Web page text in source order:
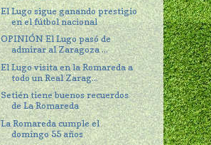
El Lugo sigue ganando prestigio
en el fútbol nacional
OPINIÓN El Lugo pasó de
admirar al Zaragoza ...
El Lugo visita en la Romareda a
todo un Real Zarag...
Setién tiene buenos recuerdos
de La Romareda
La Romareda cumple el
domingo 55 años